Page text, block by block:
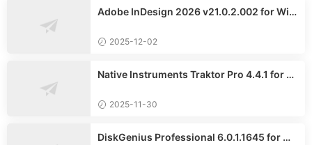
Adobe InDesign 2026 v21.0.2.002 for Win
2025-12-02
Native Instruments Traktor Pro 4.4.1 for W
2025-11-30
DiskGenius Professional 6.0.1.1645 for Wi